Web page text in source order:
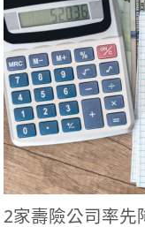
2家壽險公司率